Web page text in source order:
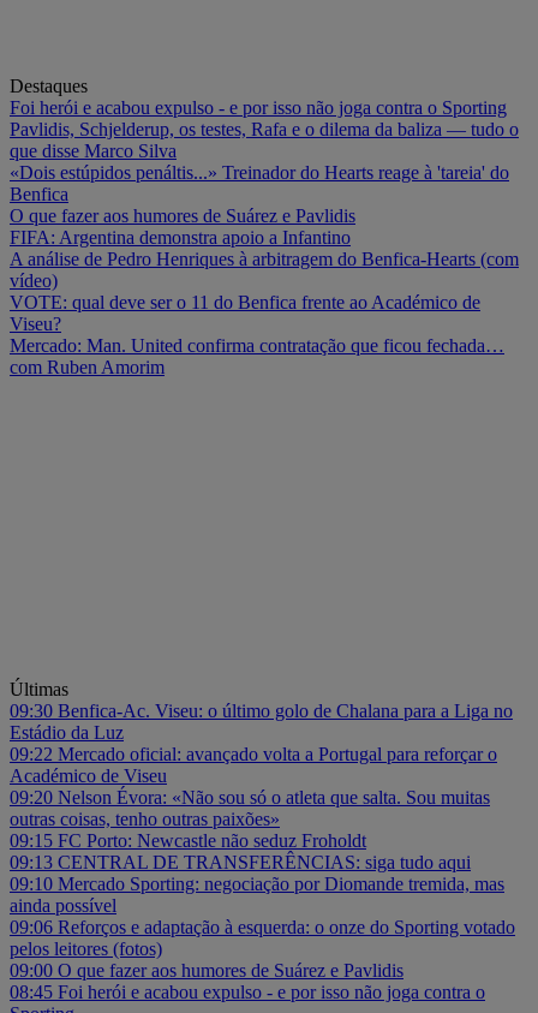
Destaques
Foi herói e acabou expulso - e por isso não joga contra o Sporting
Pavlidis, Schjelderup, os testes, Rafa e o dilema da baliza — tudo o
que disse Marco Silva
«Dois estúpidos penáltis...» Treinador do Hearts reage à 'tareia' do
Benfica
O que fazer aos humores de Suárez e Pavlidis
FIFA: Argentina demonstra apoio a Infantino
A análise de Pedro Henriques à arbitragem do Benfica-Hearts (com
vídeo)
VOTE: qual deve ser o 11 do Benfica frente ao Académico de
Viseu?
Mercado: Man. United confirma contratação que ficou fechada…
com Ruben Amorim
Últimas
09:30 Benfica-Ac. Viseu: o último golo de Chalana para a Liga no
Estádio da Luz
09:22 Mercado oficial: avançado volta a Portugal para reforçar o
Académico de Viseu
09:20 Nelson Évora: «Não sou só o atleta que salta. Sou muitas
outras coisas, tenho outras paixões»
09:15 FC Porto: Newcastle não seduz Froholdt
09:13 CENTRAL DE TRANSFERÊNCIAS: siga tudo aqui
09:10 Mercado Sporting: negociação por Diomande tremida, mas
ainda possível
09:06 Reforços e adaptação à esquerda: o onze do Sporting votado
pelos leitores (fotos)
09:00 O que fazer aos humores de Suárez e Pavlidis
08:45 Foi herói e acabou expulso - e por isso não joga contra o